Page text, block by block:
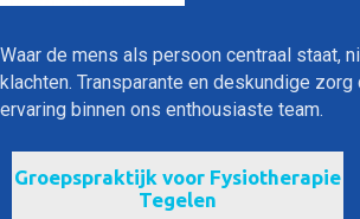
Waar de mens als persoon centraal staat,
klachten. Transparante en deskundige zorg
ervaring binnen ons enthousiaste team.